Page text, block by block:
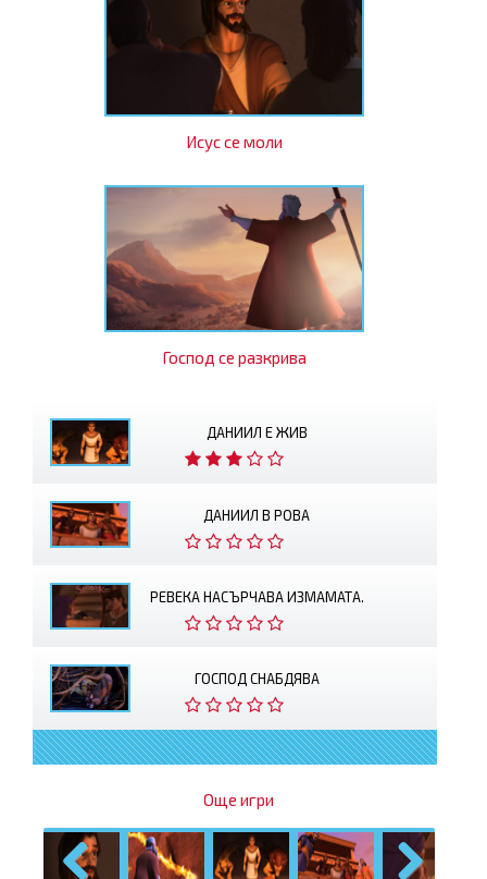
Исус се моли
Господ се разкрива
ДАНИИЛ Е ЖИВ
ДАНИИЛ В РОВА
РЕВЕКА НАСЪРЧАВА ИЗМАМАТА.
ГОСПОД СНАБДЯВА
Още игри